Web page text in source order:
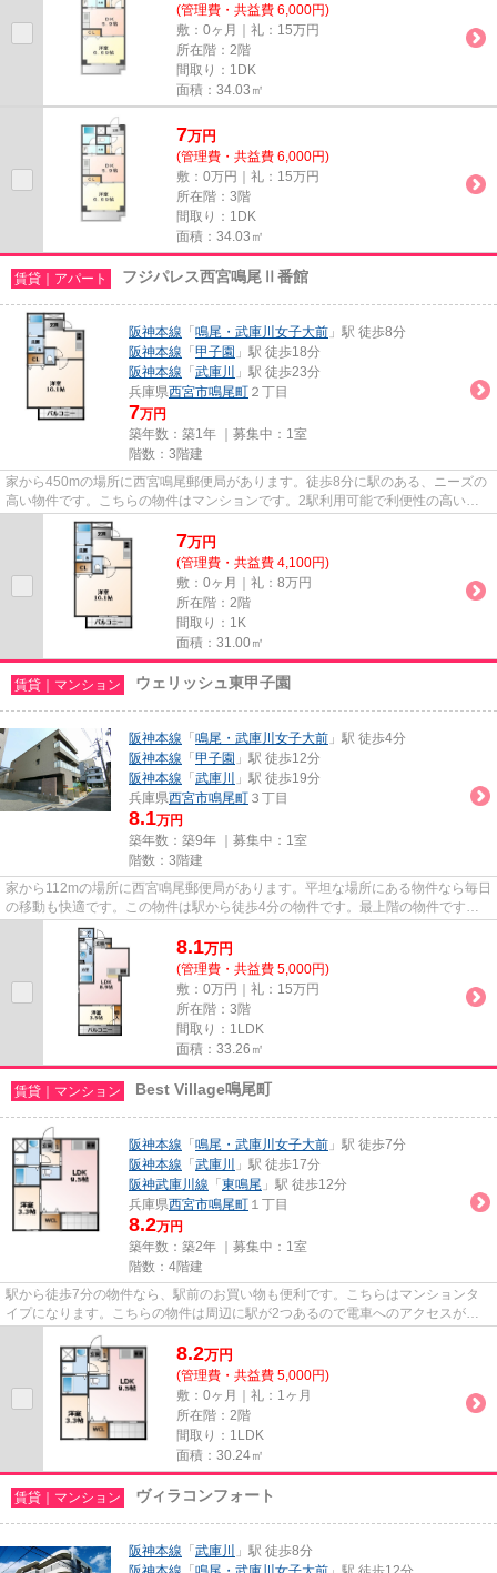
(管理費・共益費 6,000円)
敷：0ヶ月｜礼：15万円
所在階：2階
間取り：1DK
面積：34.03㎡
7万円
(管理費・共益費 6,000円)
敷：0万円｜礼：15万円
所在階：3階
間取り：1DK
面積：34.03㎡
賃貸｜アパート フジパレス西宮鳴尾Ⅱ番館
阪神本線 「 鳴尾・武庫川女子大前 」駅 徒歩8分
阪神本線 「 甲子園 」駅 徒歩18分
阪神本線 「 武庫川
」駅 徒歩23分
兵庫県西宮市鳴尾町 ２丁目
7万円
築年数：築1年 ｜募集中： 1室
階数：3階建
家から450mの場所に西宮鳴尾郵便局があります。徒歩8分に駅のある、ニーズの
高い物件です。こちらの物件はマンションです。2駅利用可能で利便性の高い物
件です。当社スタッフが地域の...
7万円
(管理費・共益費 4,100円)
敷：0ヶ月｜礼：8万円
所在階：2階
間取り：1K
面積：31.00㎡
賃貸｜マンション ウェリッシュ東甲子園
阪神本線 「 鳴尾・武庫川女子大前 」駅 徒歩4分
阪神本線 「 甲子園 」駅 徒歩12分
阪神本線 「 武庫川
」駅 徒歩19分
兵庫県西宮市鳴尾町 ３丁目
8.1万円
築年数：築9年 ｜募集中： 1室
階数：3階建
家から112mの場所に西宮鳴尾郵便局があります。平坦な場所にある物件なら毎日
の移動も快適です。この物件は駅から徒歩4分の物件です。最上階の物件です。
できるだけ早めに不動産情報を...
8.1万円
(管理費・共益費 5,000円)
敷：0万円｜礼：15万円
所在階：3階
間取り：1LDK
面積：33.26㎡
賃貸｜マンション Best Village鳴尾町
阪神本線 「 鳴尾・武庫川女子大前 」駅 徒歩7分
阪神本線 「 武庫川
」駅 徒歩17分
阪神武庫川線 「 東鳴尾 」駅 徒歩12分
兵庫県西宮市鳴尾町 １丁目
8.2万円
築年数：築2年 ｜募集中： 1室
階数：4階建
駅から徒歩7分の物件なら、駅前のお買い物も便利です。こちらはマンションタ
イプになります。こちらの物件は周辺に駅が2つあるので電車へのアクセスが便
利な物件です。令和6年築の物件...
8.2万円
(管理費・共益費 5,000円)
敷：0ヶ月｜礼：1ヶ月
所在階：2階
間取り：1LDK
面積：30.24㎡
賃貸｜マンション ヴィラコンフォート
阪神本線 「 武庫川
」駅 徒歩8分